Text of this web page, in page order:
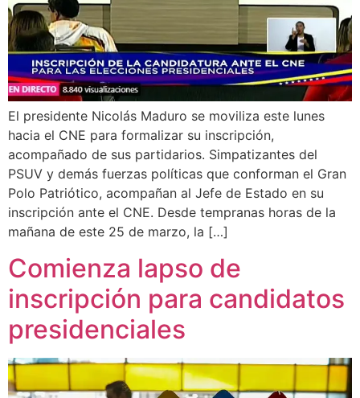
El presidente Nicolás Maduro se moviliza este lunes
hacia el CNE para formalizar su inscripción,
acompañado de sus partidarios. Simpatizantes del
PSUV y demás fuerzas políticas que conforman el Gran
Polo Patriótico, acompañan al Jefe de Estado en su
inscripción ante el CNE. Desde tempranas horas de la
mañana de este 25 de marzo, la […]
Comienza lapso de
inscripción para candidatos
presidenciales